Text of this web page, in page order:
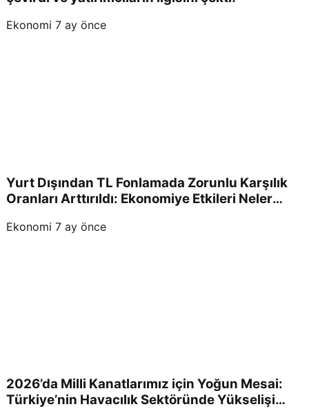
Ekonomi 7 ay önce
Yurt Dışından TL Fonlamada Zorunlu Karşılık
Oranları Arttırıldı: Ekonomiye Etkileri Neler
Ekonomi 7 ay önce
2026’da Milli Kanatlarımız için Yoğun Mesai:
Türkiye’nin Havacılık Sektöründe Yükselişi